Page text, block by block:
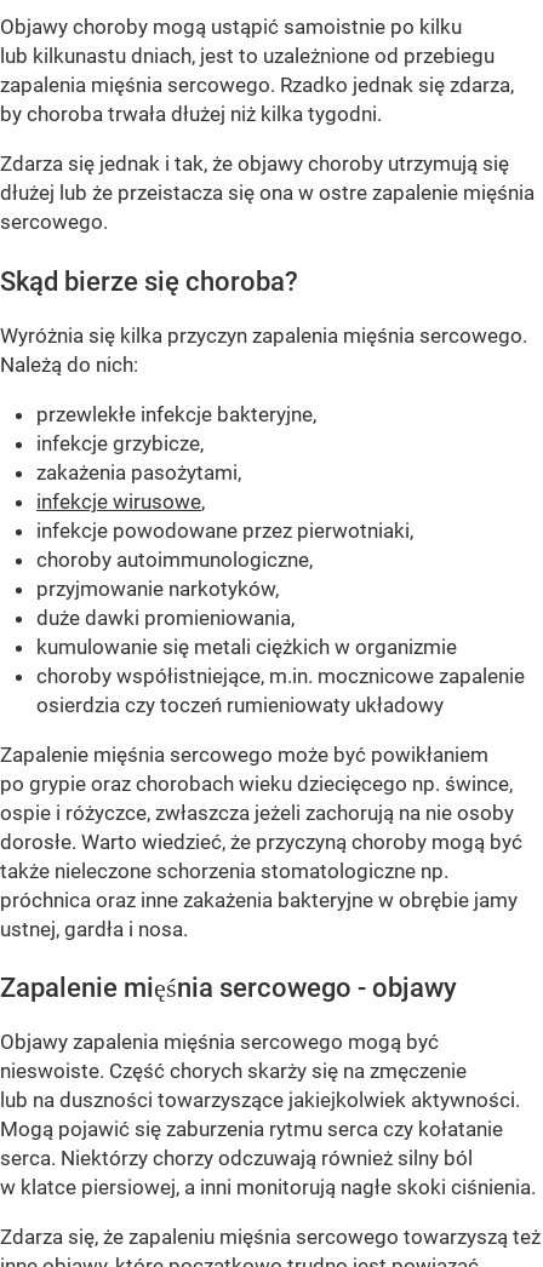
Objawy choroby mogą ustąpić samoistnie po kilku
lub kilkunastu dniach, jest to uzależnione od przebiegu
zapalenia mięśnia sercowego. Rzadko jednak się zdarza,
by choroba trwała dłużej niż kilka tygodni.
Zdarza się jednak i tak, że objawy choroby utrzymują się
dłużej lub że przeistacza się ona w ostre zapalenie mięśnia
sercowego.
Skąd bierze się choroba?
Wyróżnia się kilka przyczyn zapalenia mięśnia sercowego.
Należą do nich:
przewlekłe infekcje bakteryjne,
infekcje grzybicze,
zakażenia pasożytami,
infekcje wirusowe,
infekcje powodowane przez pierwotniaki,
choroby autoimmunologiczne,
przyjmowanie narkotyków,
duże dawki promieniowania,
kumulowanie się metali ciężkich w organizmie
choroby współistniejące, m.in. mocznicowe zapalenie
osierdzia czy toczeń rumieniowaty układowy
Zapalenie mięśnia sercowego może być powikłaniem
po grypie oraz chorobach wieku dziecięcego np. śwince,
ospie i różyczce, zwłaszcza jeżeli zachorują na nie osoby
dorosłe. Warto wiedzieć, że przyczyną choroby mogą być
także nieleczone schorzenia stomatologiczne np.
próchnica oraz inne zakażenia bakteryjne w obrębie jamy
ustnej, gardła i nosa.
Zapalenie mięśnia sercowego - objawy
Objawy zapalenia mięśnia sercowego mogą być
nieswoiste. Część chorych skarży się na zmęczenie
lub na duszności towarzyszące jakiejkolwiek aktywności.
Mogą pojawić się zaburzenia rytmu serca czy kołatanie
serca. Niektórzy chorzy odczuwają również silny ból
w klatce piersiowej, a inni monitorują nagłe skoki ciśnienia.
Zdarza się, że zapaleniu mięśnia sercowego towarzyszą też